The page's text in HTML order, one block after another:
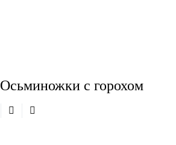
Осьминожки с горохом